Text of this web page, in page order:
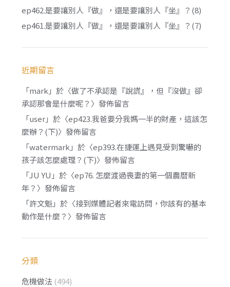
ep462.是要讓別人『做』，還是要讓別人『坐』？(8)
ep461.是要讓別人『做』，還是要讓別人『坐』？(7)
近期留言
「mark 」於〈做了不承認是『說謊』，但『沒做』卻
承認那會是什麼呢？ 〉發佈留言
「user」於〈ep423.我爸要分我媽一半的財產，這該怎
麼辦？(下)〉發佈留言
「watermark 」於〈ep393.在捷運上遇見受到驚嚇的
孩子該怎麼處理？(下)〉發佈留言
「JU YU 」於〈ep76. 怎麼渡過喪妻的第一個農曆新
年？ 〉發佈留言
「許文魁」於〈接到媒體記者來電訪問，你該有的基本
動作是什麼？ 〉發佈留言
分類
危機做法 (494)